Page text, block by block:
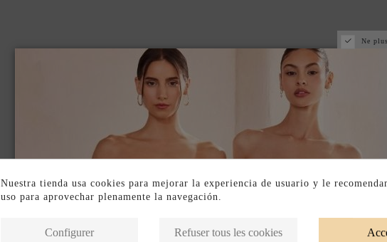
Ne
Nuestra tienda usa cookies para mejorar la experiencia de usuario y le
uso para aprovechar plenamente la navegación.
Refuser tous les cookies
Configurer